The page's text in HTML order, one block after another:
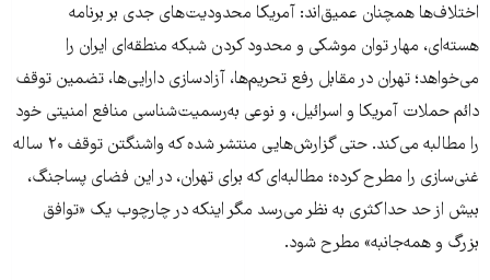
اختلاف‌ها همچنان عمیق‌اند: آمریکا محدودیت‌های جدی بر برنامه
هسته‌ای، مهار توان موشکی و محدود کردن شبکه منطقه‌ای ایران را
می‌خواهد؛ تهران در مقابل رفع تحریم‌ها، آزادسازی دارایی‌ها، تضمین توقف
دائم حملات آمریکا و اسرائیل، و نوعی به‌رسمیت‌شناسی منافع امنیتی خود
را مطالبه می‌کند. حتی گزارش‌هایی منتشر شده که واشنگتن توقف ۲۰ ساله
غنی‌سازی را مطرح کرده؛ مطالبه‌ای که برای تهران، در این فضای پساجنگ،
بیش از حد حداکثری به نظر می‌رسد مگر اینکه در چارچوب یک «توافق
بزرگ و همه‌جانبه» مطرح شود.